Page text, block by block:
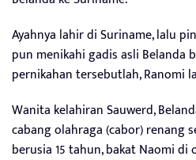
Ayahnya lahir di Suriname, lalu
pun menikahi gadis asli Belanda
pernikahan tersebutlah, Ranomi
Wanita kelahiran Sauwerd,
cabang olahraga (cabor) renang
berusia 15 tahun, bakat Naomi